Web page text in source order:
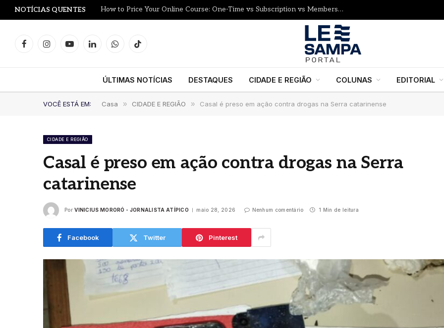
NOTÍCIAS QUENTES How to Price Your Online Course: One-Time vs Subscription vs Membership
FacebookInstagramYouTubeLinkedInWhatsAppTikTok
ÚLTIMAS NOTÍCIAS DESTAQUES CIDADE E REGIÃO COLUNAS EDITORIAL
VOCÊ ESTÁ EM: Casa » CIDADE E REGIÃO » Casal é preso em ação contra drogas na Serra catarinense
CIDADE E REGIÃO
Casal é preso em ação contra drogas na Serra
catarinense
Por VINICIUS MORORÓ - JORNALISTA ATÍPICO maio 28, 2026 Nenhum comentário 1 Min de leitura
Facebook Twitter Pinterest